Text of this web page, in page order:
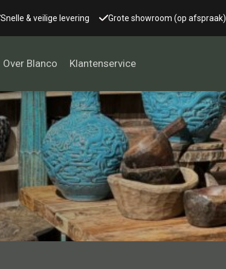
Snelle & veilige levering Grote showroom (op afspraak)
Over Blanco Klantenservice
Alle kasten
Glaskast
Boekenkast
Dressoir
Nachtkast